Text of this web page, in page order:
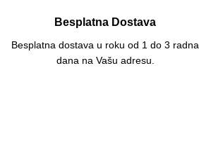
Besplatna Dostava
Besplatna dostava u roku od 1 do 3 radna
dana na Vašu adresu.